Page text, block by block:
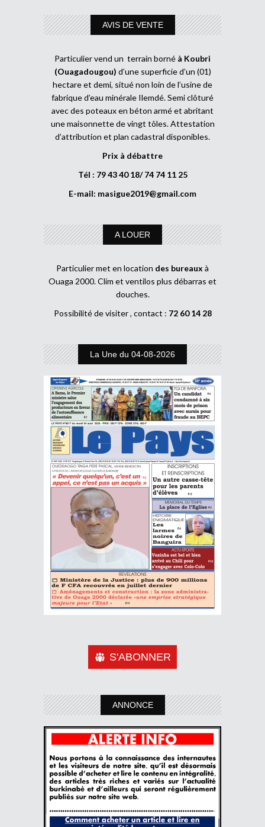
AVIS DE VENTE
Particulier vend un terrain borné à Koubri
(Ouagadougou) d’une superficie d’un (01)
hectare et demi, situé non loin de l’usine de
fabrique d’eau minérale Ilemdé. Semi clôturé
avec des poteaux en béton armé et abritant
une maisonnette de vingt tôles. Attestation
d’attribution et plan cadastral disponibles.
Prix à débattre
Tél : 79 43 40 18/ 74 74 11 25
E-mail: masigue2019@gmail.com
A LOUER
Particulier met en location des bureaux à
Ouaga 2000. Clim et ventilos plus débarras et
douches.
Possibilité de visiter , contact : 72 60 14 28
La Une du 04-08-2026
S'ABONNER
ANNONCE